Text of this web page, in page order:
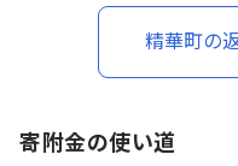
精華町の
寄附金の使い道